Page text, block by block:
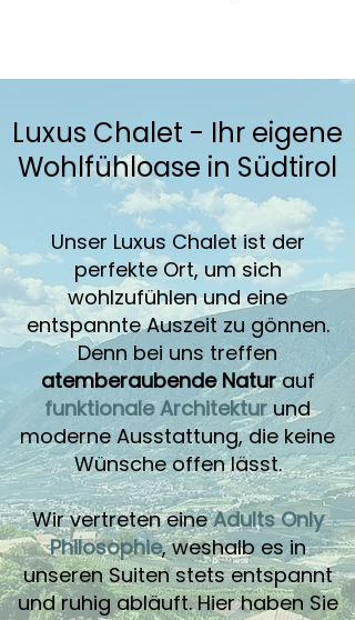
Luxus Chalet - Ihr eigene
Wohlfühloase in Südtirol
Unser Luxus Chalet ist der
perfekte Ort, um sich
wohlzufühlen und eine
entspannte Auszeit zu gönnen.
Denn bei uns treffen
atemberaubende Naturauf
funktionale Architektur und
moderne Ausstattung, die keine
Wünsche offen lässt.
Wir vertreten eineAdults Only
Philosophie, weshalb es in
unseren Suiten stets entspannt
und ruhig abläuft. Hier haben Sie